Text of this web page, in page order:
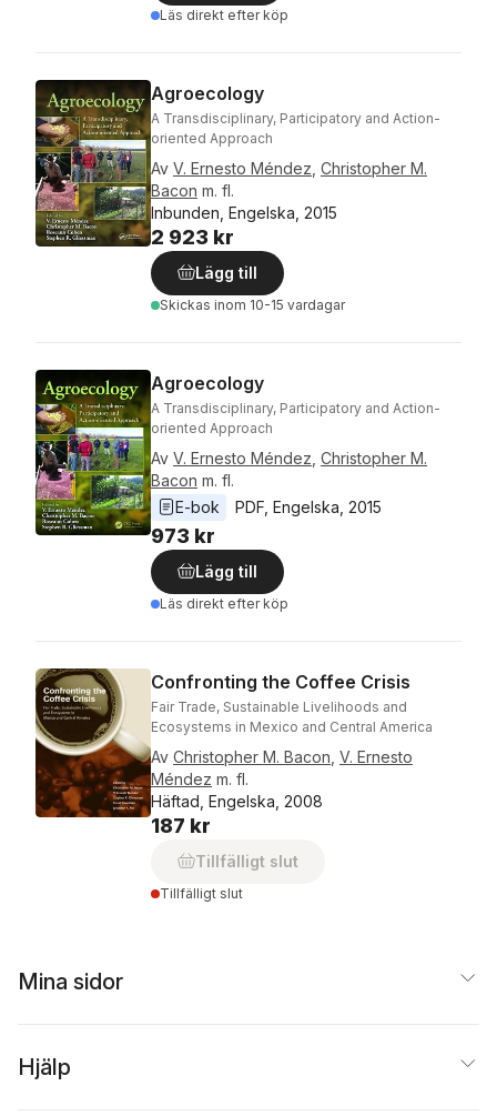
Läs direkt efter köp
Agroecology
A Transdisciplinary, Participatory and Action-
oriented Approach
Av V. Ernesto Méndez Christopher M.
Bacon m. fl.
Inbunden, Engelska, 2015
2 923 kr
Lägg till
Skickas inom 10-15 vardagar
Agroecology
A Transdisciplinary, Participatory and Action-
oriented Approach
Av V. Ernesto Méndez Christopher M.
Bacon m. fl.
E-bok
PDF Engelska 2015
973 kr
Lägg till
Läs direkt efter köp
Confronting the Coffee Crisis
Fair Trade, Sustainable Livelihoods and
Ecosystems in Mexico and Central America
Av Christopher M. Bacon V. Ernesto
Méndez m. fl.
Häftad, Engelska, 2008
187 kr
Tillfälligt slut
Tillfälligt slut
Mina sidor
Hjälp